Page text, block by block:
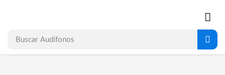
Buscar Audífonos